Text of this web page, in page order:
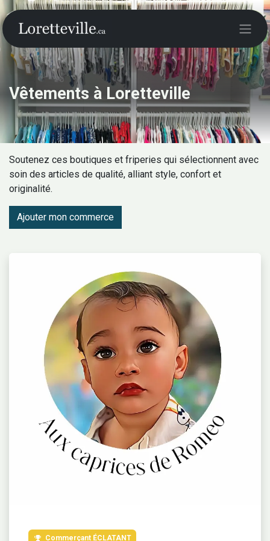
Vêtements à Loretteville
Soutenez ces boutiques et friperies qui sélectionnent avec
soin des articles de qualité, alliant style, confort et
originalité.
Ajouter mon commerce
Commerçant ÉCLATANT